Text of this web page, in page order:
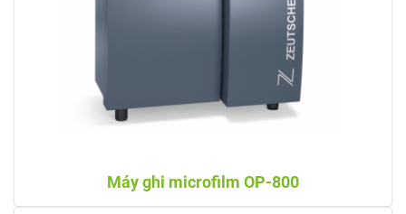
Máy ghi microfilm OP-800